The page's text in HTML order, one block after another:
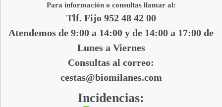
Para información o consultas llamar al:
Tlf. Fijo 952 48 42 00
Atendemos de 9:00 a 14:00 y de 14:00 a 17:00 de
Lunes a Viernes
Consultas al correo:
cestas@biomilanes.com
Incidencias: